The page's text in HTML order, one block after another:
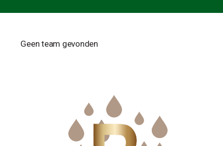
Geen team gevonden